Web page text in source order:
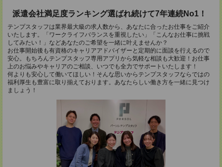
派遣会社満足度ランキング選ばれ続けて7年連続No1！
テンプスタッフは業界最大級の求人数から、あなたに合ったお仕事をご紹介
いたします。「ワークライフバランスを重視したい」「こんなお仕事に挑戦
してみたい！」などあなたのご希望を一緒に叶えませんか？
お仕事開始後も有資格のキャリアアドバイザーと定期的に面談を行えるので
安心。もちろんテンプスタッフ専用アプリから気軽な相談も大歓迎！お仕事
上のお悩みやキャリアのご相談、いつでも全力でサポートいたします！
何よりも安心して働いてほしい！そんな思いからテンプスタッフならではの
福利厚生も豊富に取り揃えております。あなたらしい働き方を一緒に見つけ
ましょう！